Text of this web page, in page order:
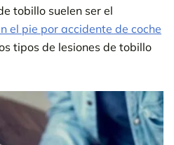
tobillo suelen ser el
el pie por accidente de coche
tipos de lesiones de tobillo